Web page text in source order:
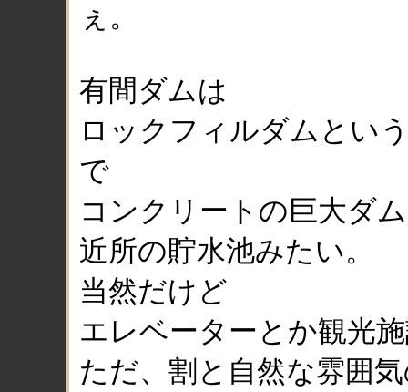
ぇ。
有間ダムは
ロックフィルダムとい
で
コンクリートの巨大ダ
近所の貯水池みたい。
当然だけど
エレベーターとか観光
ただ、割と自然な雰囲